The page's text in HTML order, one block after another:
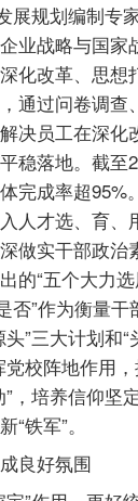
展规划编制专
业战略与国家
化改革、思想
通过问卷调查
决员工在深化
稳落地。截至
完成率超95%
人才选、育、
做实干部政治
的“五个大力选
否”作为衡量
”三大计划和
校阵地作用
，培养信仰坚
铁军”。
良好氛围